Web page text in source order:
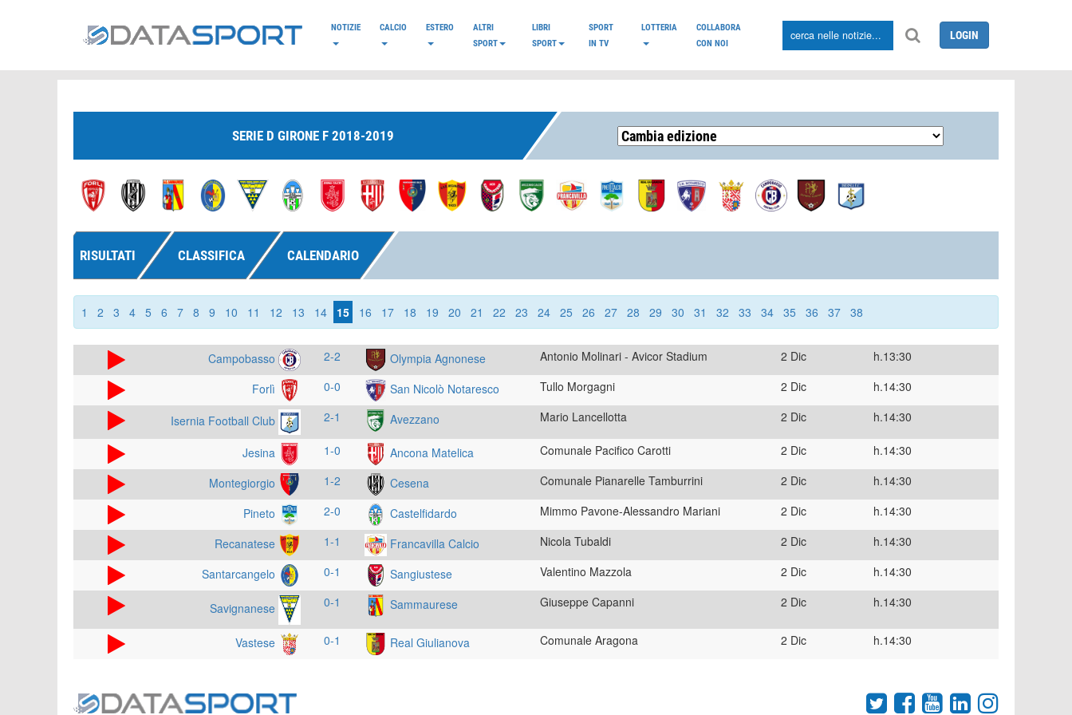
NOTIZIE CALCIO ESTERO
ALTRI
SPORT
LIBRI
SPORT
SPORT
IN TV
LOTTERIA
COLLABORA
CON NOI
LOGIN
SERIE D GIRONE F 2018-2019
RISULTATI CLASSIFICA CALENDARIO
1 2 3 4 5 6 7 8 9 10 11 12 13 14 15 16 17 18 19 20 21 22 23 24 25 26 27 28 29 30 31 32 33 34 35 36 37 38
Campobasso 2-2 Olympia Agnonese Antonio Molinari - Avicor Stadium 2 Dic h.13:30
Forlì 0-0 San Nicolò Notaresco Tullo Morgagni 2 Dic h.14:30
Isernia Football Club 2-1 Avezzano Mario Lancellotta 2 Dic h.14:30
Jesina 1-0 Ancona Matelica Comunale Pacifico Carotti 2 Dic h.14:30
Montegiorgio 1-2 Cesena Comunale Pianarelle Tamburrini 2 Dic h.14:30
Pineto 2-0 Castelfidardo Mimmo Pavone-Alessandro Mariani 2 Dic h.14:30
Recanatese 1-1 Francavilla Calcio Nicola Tubaldi 2 Dic h.14:30
Santarcangelo 0-1 Sangiustese Valentino Mazzola 2 Dic h.14:30
Savignanese 0-1 Sammaurese Giuseppe Capanni 2 Dic h.14:30
Vastese 0-1 Real Giulianova Comunale Aragona 2 Dic h.14:30